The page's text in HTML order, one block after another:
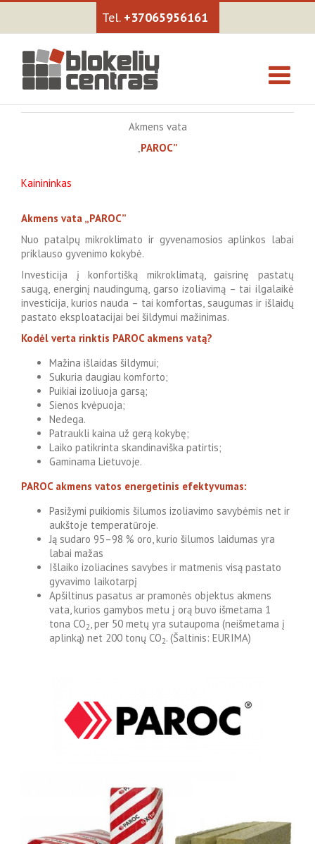
+37065956161
Akmens vata
„PAROC”
Kainininkas
Akmens vata „PAROC”
Nuo patalpų mikroklimato ir gyvenamosios aplinkos labai
priklauso gyvenimo kokybė.
Investicija į konfortišką mikroklimatą, gaisrinę pastatų
saugą, energinį naudingumą, garso izoliavimą – tai ilgalaikė
investicija, kurios nauda – tai komfortas, saugumas ir išlaidų
pastato eksploatacijai bei šildymui mažinimas.
Kodėl verta rinktis PAROC akmens vatą?
Mažina išlaidas šildymui;
Sukuria daugiau komforto;
Puikiai izoliuoja garsą;
Sienos kvėpuoja;
Nedega.
Patraukli kaina už gerą kokybę;
Laiko patikrinta skandinaviška patirtis;
Gaminama Lietuvoje.
PAROC akmens vatos energetinis efektyvumas:
Pasižymi puikiomis šilumos izoliavimo savybėmis net ir
aukštoje temperatūroje.
Ją sudaro 95–98 % oro, kurio šilumos laidumas yra
labai mažas
Išlaiko izoliacines savybes ir matmenis visą pastato
gyvavimo laikotarpį
Apšiltinus pasatus ar pramonės objektus akmens
vata, kurios gamybos metu į orą buvo išmetama 1
tona CO2, per 50 metų yra sutaupoma (neišmetama į
aplinką) net 200 tonų CO2. (Šaltinis: EURIMA)